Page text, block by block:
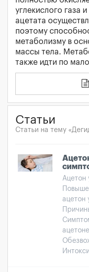
углекислого газа
ацетата
поэтому
метаболизму в
массы тела.
также идти по
Статьи
Статьи на тему
Ацетон
ацетон